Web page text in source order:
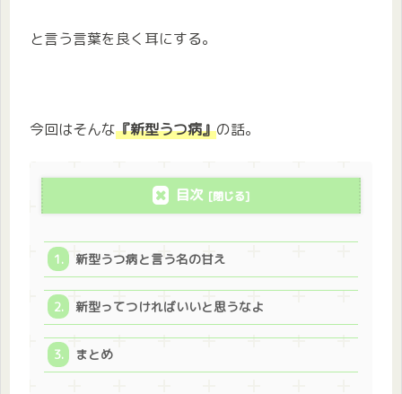
と言う言葉を良く耳にする。
今回はそんな『新型うつ病』の話。
目次
新型うつ病と言う名の甘え
新型ってつければいいと思うなよ
まとめ